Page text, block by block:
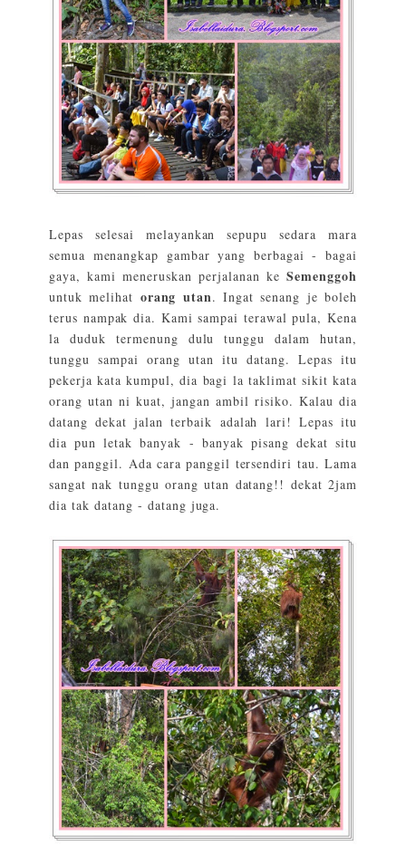
Lepas selesai melayankan sepupu sedara mara
semua menangkap gambar yang berbagai - bagai
gaya, kami meneruskan perjalanan keSemenggoh
untuk melihat orang utan. Ingat senang je boleh
terus nampak dia. Kami sampai terawal pula, Kena
la duduk termenung dulu tunggu dalam hutan,
tunggu sampai orang utan itu datang. Lepas itu
pekerja kata kumpul, dia bagi la taklimat sikit kata
orang utan ni kuat, jangan ambil risiko. Kalau dia
datang dekat jalan terbaik adalah lari! Lepas itu
dia pun letak banyak - banyak pisang dekat situ
dan panggil. Ada cara panggil tersendiri tau. Lama
sangat nak tunggu orang utan datang!! dekat 2jam
dia tak datang - datang juga.